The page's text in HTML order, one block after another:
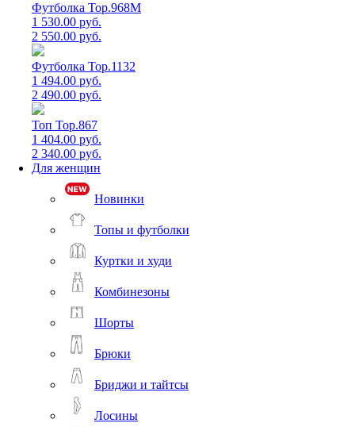
Футболка Top.968M
1 530.00 руб.
2 550.00 руб.
Футболка Top.1132
1 494.00 руб.
2 490.00 руб.
Топ Top.867
1 404.00 руб.
2 340.00 руб.
Для женщин
Новинки
Топы и футболки
Куртки и худи
Комбинезоны
Шорты
Брюки
Бриджи и тайтсы
Лосины